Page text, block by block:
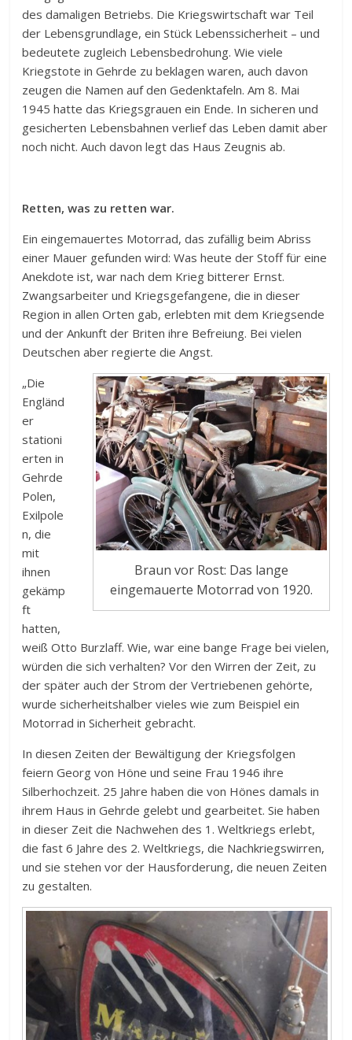
des damaligen Betriebs. Die Kriegswirtschaft war Teil
der Lebensgrundlage, ein Stück Lebenssicherheit – und
bedeutete zugleich Lebensbedrohung. Wie viele
Kriegstote in Gehrde zu beklagen waren, auch davon
zeugen die Namen auf den Gedenktafeln. Am 8. Mai
1945 hatte das Kriegsgrauen ein Ende. In sicheren und
gesicherten Lebensbahnen verlief das Leben damit aber
noch nicht. Auch davon legt das Haus Zeugnis ab.
Retten, was zu retten war.
Ein eingemauertes Motorrad, das zufällig beim Abriss
einer Mauer gefunden wird: Was heute der Stoff für eine
Anekdote ist, war nach dem Krieg bitterer Ernst.
Zwangsarbeiter und Kriegsgefangene, die in dieser
Region in allen Orten gab, erlebten mit dem Kriegsende
und der Ankunft der Briten ihre Befreiung. Bei vielen
Deutschen aber regierte die Angst.
Braun vor Rost: Das lange
eingemauerte Motorrad von 1920.
„Die
Engländ
er
stationi
erten in
Gehrde
Polen,
Exilpole
n, die
mit
ihnen
gekämp
ft
hatten,
weiß Otto Burzlaff. Wie, war eine bange Frage bei vielen,
würden die sich verhalten? Vor den Wirren der Zeit, zu
der später auch der Strom der Vertriebenen gehörte,
wurde sicherheitshalber vieles wie zum Beispiel ein
Motorrad in Sicherheit gebracht.
In diesen Zeiten der Bewältigung der Kriegsfolgen
feiern Georg von Höne und seine Frau 1946 ihre
Silberhochzeit. 25 Jahre haben die von Hönes damals in
ihrem Haus in Gehrde gelebt und gearbeitet. Sie haben
in dieser Zeit die Nachwehen des 1. Weltkriegs erlebt,
die fast 6 Jahre des 2. Weltkriegs, die Nachkriegswirren,
und sie stehen vor der Hausforderung, die neuen Zeiten
zu gestalten.